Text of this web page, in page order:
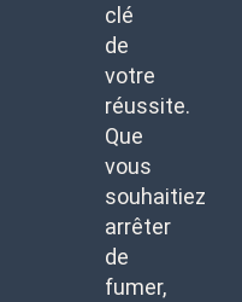
clé
de
votre
réussite.
Que
vous
souhaitiez
arrêter
de
fumer,